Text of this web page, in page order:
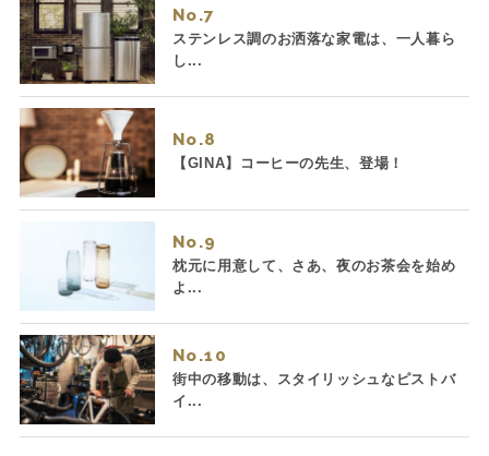
No.
ステンレス調のお洒落な家電は、一人暮ら
し...
No.
【GINA】コーヒーの先生、登場！
No.
枕元に用意して、さあ、夜のお茶会を始め
よ...
No.
街中の移動は、スタイリッシュなピストバ
イ...